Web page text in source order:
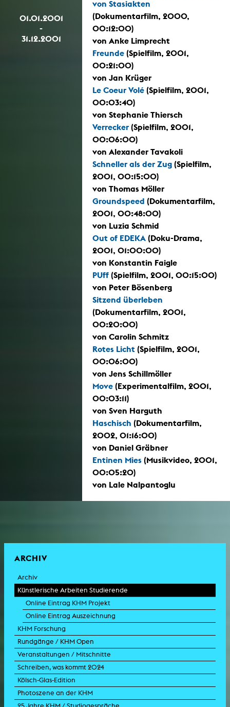
01.01.2001
-
31.12.2001
von Stasiakten
(Dokumentarfilm, 2000,
00:12:00)
von Anke Limprecht
Freunde (Spielfilm, 2001,
00:21:00)
von Jan Krüger
Le Coeur Volé (Spielfilm, 2001,
00:03:40)
von Stephanie Thiersch
Verrecker (Spielfilm, 2001,
00:06:00)
von Alexander Tavakoli
Schneller als der Zug (Spielfilm,
2001, 00:15:00)
von Thomas Möller
Groundspeed (Dokumentarfilm,
2001, 00:48:00)
von Luzia Schmid
Out of EDEKA (Doku-Drama,
2001, 01:00:00)
von Konstantin Faigle
PUff (Spielfilm, 2001, 00:15:00)
von Peter Bösenberg
Sitzend überleben
(Dokumentarfilm, 2001,
00:20:00)
von Carolin Schmitz
Rotes Licht (Spielfilm, 2001,
00:06:00)
von Jens Schillmöller
Move (Experimentalfilm, 2001,
00:03:11)
von Sven Harguth
Haschisch (Dokumentarfilm,
2002, 01:16:00)
von Daniel Gräbner
Entinen Mies (Musikvideo, 2001,
00:05:20)
von Lale Nalpantoglu
ARCHIV
Archiv
Künstlerische Arbeiten Studierende
Online Eintrag KHM Projekt
Online Eintrag Auszeichnung
KHM Forschung
Rundgänge / KHM Open
Veranstaltungen / Mitschnitte
Schreiben, was kommt 2024
Kölsch-Glas-Edition
Photoszene an der KHM